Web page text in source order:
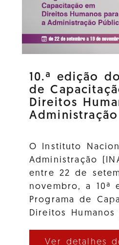
10.ª edição
de
Direitos
O Instituto
Administração
entre 22 de
novembro, a 10ª
Programa de
Direitos
Ver detalhes